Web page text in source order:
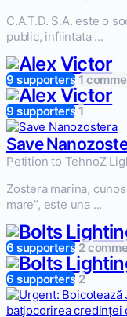
C.A.T.D. S.A. este o
public, infiintata ...
9 supporters 1
9 supporters 1
Save
Petition to TehnoZ
Zostera marina,
mare”, este una ...
6 supporters 2
6 supporters 2